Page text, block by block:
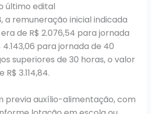
último edital
a remuneração inicial indicada
de R$ 2.076,54 para jornada
4.143,06 para jornada de 40
superiores de 30 horas, o valor
3.114,84.
previa auxílio-alimentação, com